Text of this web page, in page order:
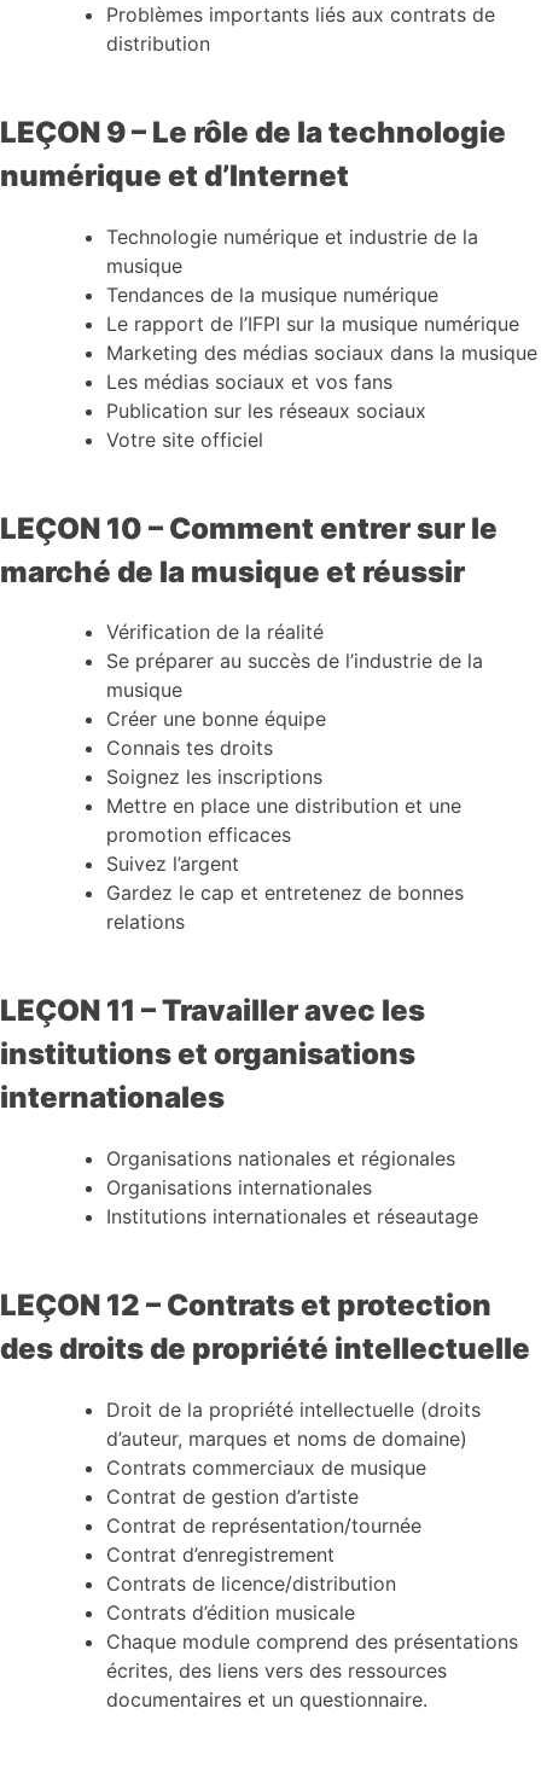
Problèmes importants liés aux contrats de
distribution
LEÇON 9 – Le rôle de la technologie
numérique et d’Internet
Technologie numérique et industrie de la
musique
Tendances de la musique numérique
Le rapport de l’IFPI sur la musique numérique
Marketing des médias sociaux dans la musique
Les médias sociaux et vos fans
Publication sur les réseaux sociaux
Votre site officiel
LEÇON 10 – Comment entrer sur le
marché de la musique et réussir
Vérification de la réalité
Se préparer au succès de l’industrie de la
musique
Créer une bonne équipe
Connais tes droits
Soignez les inscriptions
Mettre en place une distribution et une
promotion efficaces
Suivez l’argent
Gardez le cap et entretenez de bonnes
relations
LEÇON 11 – Travailler avec les
institutions et organisations
internationales
Organisations nationales et régionales
Organisations internationales
Institutions internationales et réseautage
LEÇON 12 – Contrats et protection
des droits de propriété intellectuelle
Droit de la propriété intellectuelle (droits
d’auteur, marques et noms de domaine)
Contrats commerciaux de musique
Contrat de gestion d’artiste
Contrat de représentation/tournée
Contrat d’enregistrement
Contrats de licence/distribution
Contrats d’édition musicale
Chaque module comprend des présentations
écrites, des liens vers des ressources
documentaires et un questionnaire.